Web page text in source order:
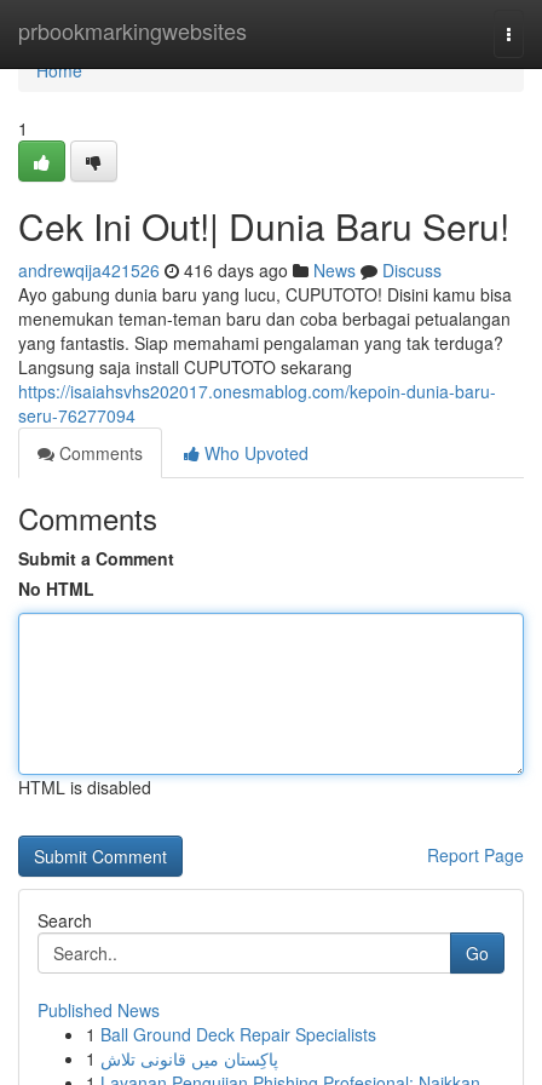
prbookmarkingwebsites
Home
Home
1
Cek Ini Out!| Dunia Baru Seru!
andrewqija421526 416 days ago News
Discuss
Ayo gabung dunia baru yang lucu, CUPUTOTO! Disini kamu bisa
menemukan teman-teman baru dan coba berbagai petualangan
yang fantastis. Siap memahami pengalaman yang tak terduga?
Langsung saja install CUPUTOTO sekarang
https://isaiahsvhs202017.onesmablog.com/kepoin-dunia-baru-
seru-76277094
Comments
Who Upvoted
Comments
Submit a Comment
No HTML
HTML is disabled
Report Page
Search
Go
Published News
1 Ball Ground Deck Repair Specialists
1 پاکِستان میں قانونی تلاش